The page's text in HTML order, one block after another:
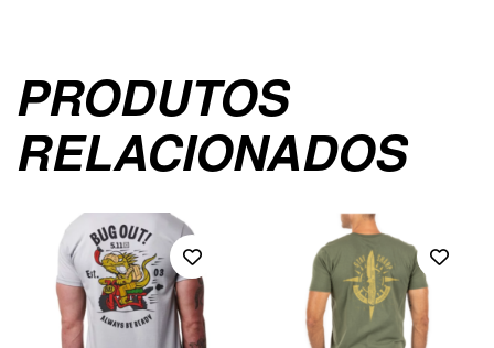
PRODUTOS
RELACIONADOS